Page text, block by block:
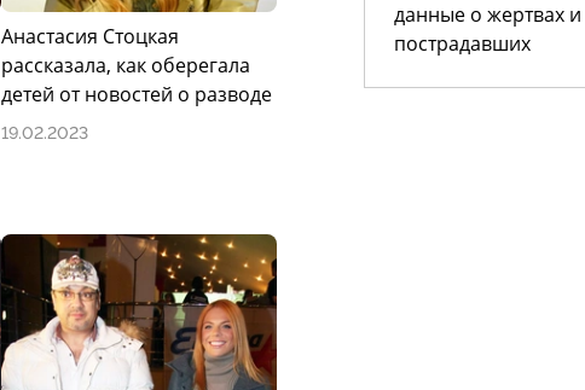
Анастасия Стоцкая
рассказала, как оберегала
детей от новостей о разводе
19.02.2023
данные о жертвах и
пострадавших